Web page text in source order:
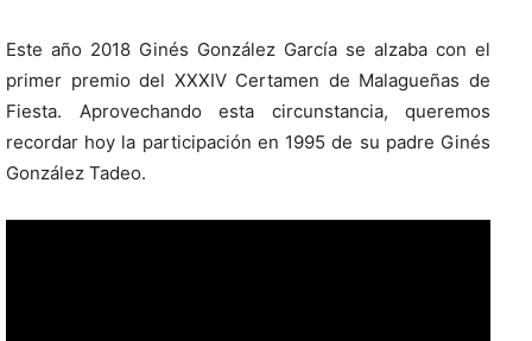
Este año 2018 Ginés González García se alzaba con el
primer premio del XXXIV Certamen de Malagueñas de
Fiesta. Aprovechando esta circunstancia, queremos
recordar hoy la participación en 1995 de su padre Ginés
González Tadeo.